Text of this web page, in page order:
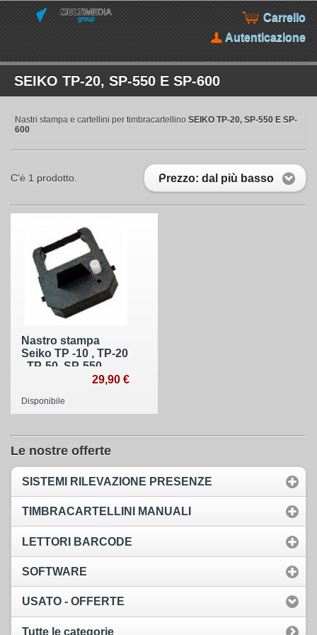
Carrello
Autenticazione
SEIKO TP-20, SP-550 E SP-600
Nastri stampa e cartellini per timbracartellino SEIKO TP-20, SP-550 E SP-
600
Prezzo: dal più basso
C'è 1 prodotto.
Nastro stampa
Seiko TP -10 , TP-20
, TP-50, SP-550 ,
SP-600 , Tr-895 e29,90 €
Disponibile
Le nostre offerte
SISTEMI RILEVAZIONE PRESENZE
TIMBRACARTELLINI MANUALI
LETTORI BARCODE
SOFTWARE
USATO - OFFERTE
Tutte le categorie